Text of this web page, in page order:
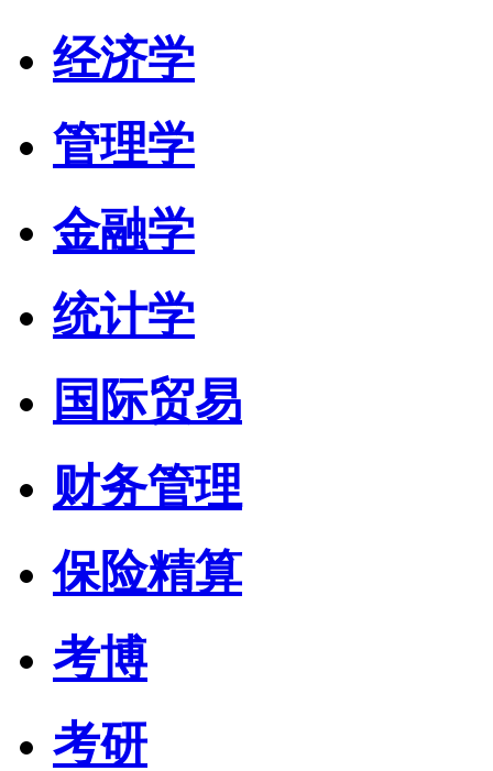
经济学
管理学
金融学
统计学
国际贸易
财务管理
保险精算
考博
考研